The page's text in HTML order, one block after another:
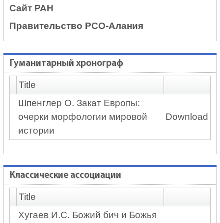
Сайт РАН
Правительство РСО-Алания
Гуманитарный хронограф
Title
Шпенглер О. Закат Европы:
очерки морфологии мировой
истории
Download
Классические ассоциации
Title
Хугаев И.С. Божий бич и Божья